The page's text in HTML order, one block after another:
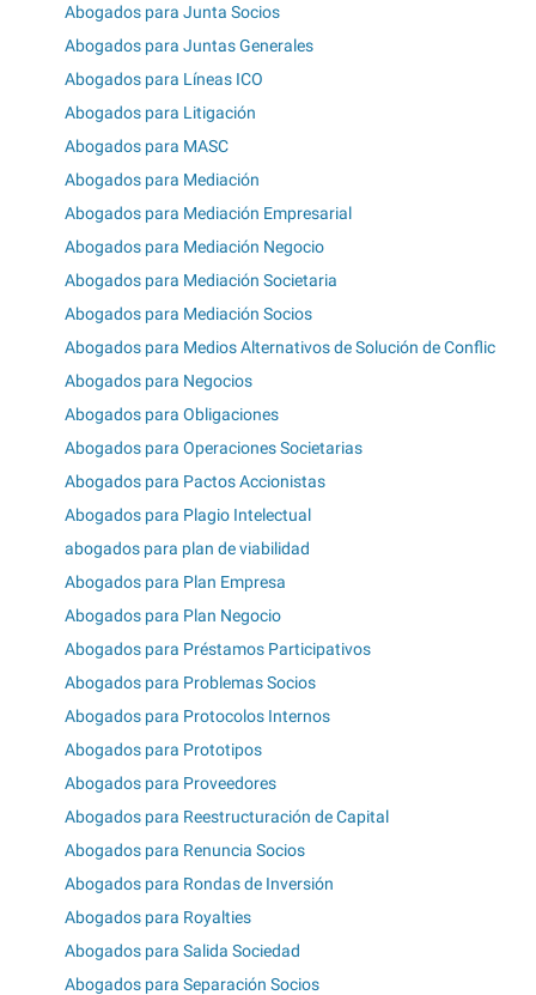
Abogados para Junta Socios
Abogados para Juntas Generales
Abogados para Líneas ICO
Abogados para Litigación
Abogados para MASC
Abogados para Mediación
Abogados para Mediación Empresarial
Abogados para Mediación Negocio
Abogados para Mediación Societaria
Abogados para Mediación Socios
Abogados para Medios Alternativos de Solución de Conflic
Abogados para Negocios
Abogados para Obligaciones
Abogados para Operaciones Societarias
Abogados para Pactos Accionistas
Abogados para Plagio Intelectual
abogados para plan de viabilidad
Abogados para Plan Empresa
Abogados para Plan Negocio
Abogados para Préstamos Participativos
Abogados para Problemas Socios
Abogados para Protocolos Internos
Abogados para Prototipos
Abogados para Proveedores
Abogados para Reestructuración de Capital
Abogados para Renuncia Socios
Abogados para Rondas de Inversión
Abogados para Royalties
Abogados para Salida Sociedad
Abogados para Separación Socios